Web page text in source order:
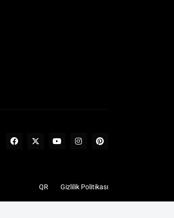
QR Gizlilik Politikası